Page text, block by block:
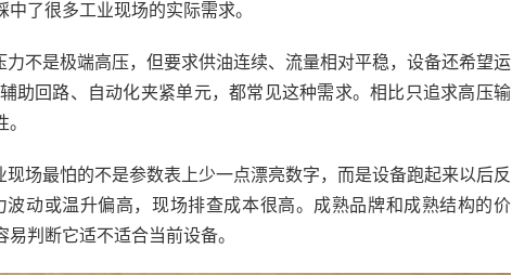
了很多工业现场的实际需求。
不是极端高压，但要求供油连续、流量相对平稳，设备还希望运
助回路、自动化夹紧单元，都常见这种需求。相比只追求高压输
场最怕的不是参数表上少一点漂亮数字，而是设备跑起来以后反
动或温升偏高，现场排查成本很高。成熟品牌和成熟结构的价
判断它适不适合当前设备。